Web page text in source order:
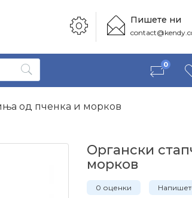
Пишете ни
0
од пченка и морков
Органски
морков
0 оценки